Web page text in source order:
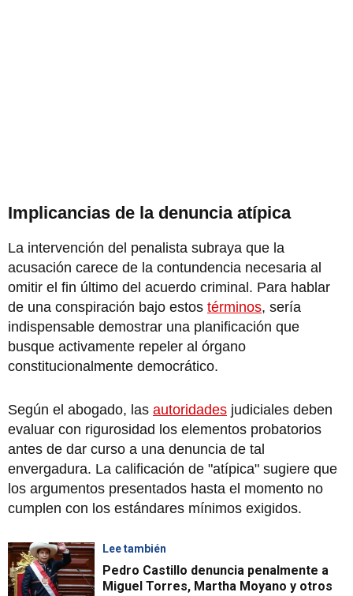
Implicancias de la denuncia atípica
La intervención del penalista subraya que la
acusación carece de la contundencia necesaria al
omitir el fin último del acuerdo criminal. Para hablar
de una conspiración bajo estos términos, sería
indispensable demostrar una planificación que
busque activamente repeler al órgano
constitucionalmente democrático.
Según el abogado, las autoridades judiciales deben
evaluar con rigurosidad los elementos probatorios
antes de dar curso a una denuncia de tal
envergadura. La calificación de "atípica" sugiere que
los argumentos presentados hasta el momento no
cumplen con los estándares mínimos exigidos.
Lee también
Pedro Castillo denuncia penalmente a
Miguel Torres, Martha Moyano y otros